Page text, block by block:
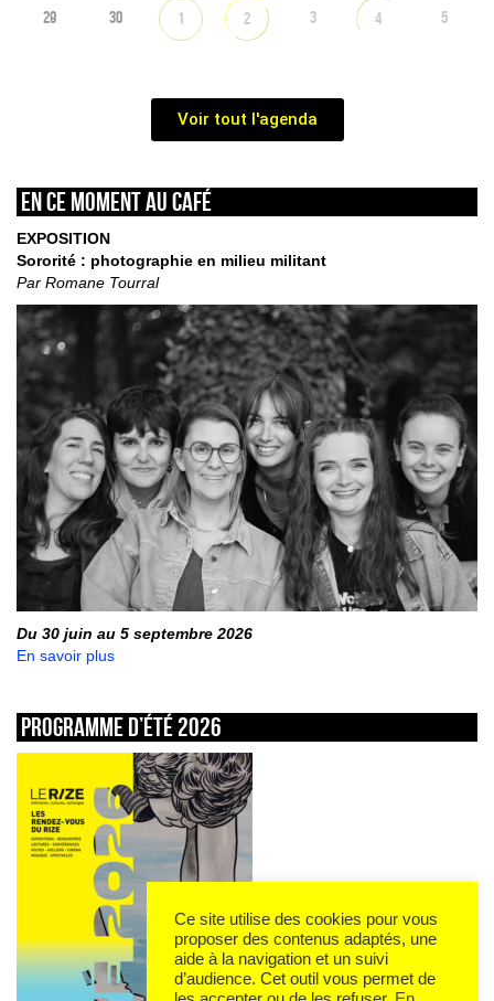
29 30 1 2 3 4 5
Voir tout l'agenda
En ce moment au café
EXPOSITION
Sororité : photographie en milieu militant
Par Romane Tourral
Du 30 juin au 5 septembre 2026
En savoir plus
Programme d’été 2026
Ce site utilise des cookies pour vous
proposer des contenus adaptés, une
aide à la navigation et un suivi
d’audience. Cet outil vous permet de